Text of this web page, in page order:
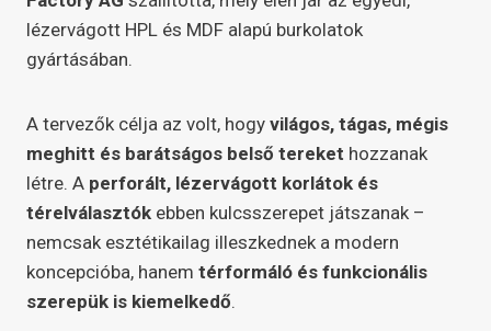
lézervágott HPL és MDF alapú burkolatok
gyártásában.
A tervezők célja az volt, hogy világos, tágas, mégis
meghitt és barátságos belső tereket hozzanak
létre. A perforált, lézervágott korlátok és
térelválasztók ebben kulcsszerepet játszanak –
nemcsak esztétikailag illeszkednek a modern
koncepcióba, hanem térformáló és funkcionális
szerepük is kiemelkedő.